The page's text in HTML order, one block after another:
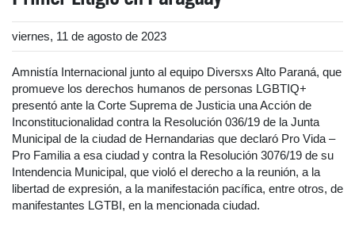
viernes, 11 de agosto de 2023
Amnistía Internacional junto al equipo Diversxs Alto Paraná, que
promueve los derechos humanos de personas LGBTIQ+
presentó ante la Corte Suprema de Justicia una Acción de
Inconstitucionalidad contra la Resolución 036/19 de la Junta
Municipal de la ciudad de Hernandarias que declaró Pro Vida –
Pro Familia a esa ciudad y contra la Resolución 3076/19 de su
Intendencia Municipal, que violó el derecho a la reunión, a la
libertad de expresión, a la manifestación pacífica, entre otros, de
manifestantes LGTBI, en la mencionada ciudad.